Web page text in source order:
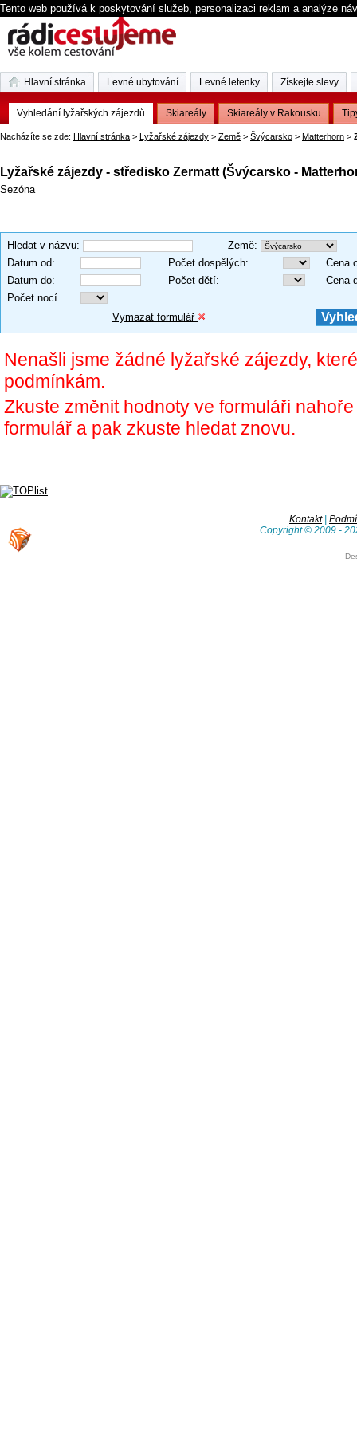
Tento web používá k poskytování služeb, personalizaci reklam a analýze
Nacházíte se zde: Hlavní stránka > Lyžařské zájezdy > Země > Švýcarsko > Matterhorn >
Lyžařské zájezdy - středisko Zermatt (Švýcarsko -
Sezóna
Hledat v názvu: Země:
Datum od: Počet dospělých:
Cena
Datum do: Počet dětí:
Cena
Počet nocí
Vymazat formulář
Nenašli jsme žádné lyžařské zájezdy,
podmínkám.
Zkuste změnit hodnoty ve formuláři
formulář a pak zkuste hledat znovu.
Kontakt|
Copyright © 2009 -
Hlavní stránka Levné ubytování Levné letenky Získejte slevy
Vyhledání lyžařských zájezdů Skiareály Skiareály v Rakousku